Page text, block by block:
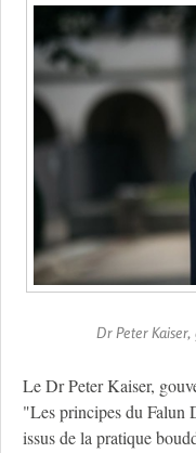
Dr Peter
Le Dr Peter Kaiser,
"Les principes du Falun
issus de la pratique